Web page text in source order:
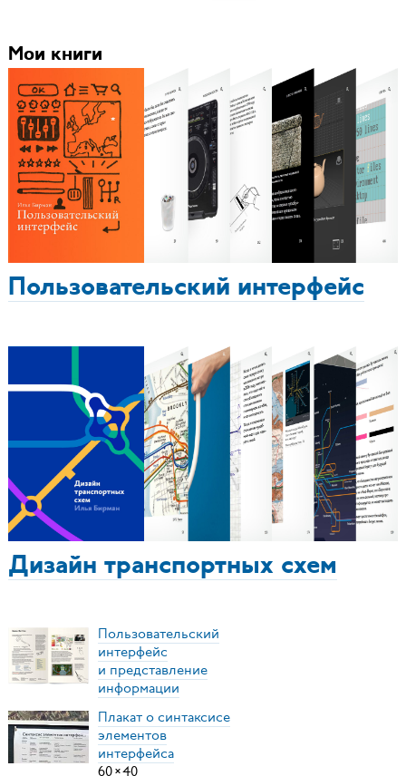
Мои книги
Пользовательский интерфейс
Дизайн транспортных схем
Пользовательский
интерфейс
и представление
информации
Плакат о синтаксисе
элементов
интерфейса
60×40